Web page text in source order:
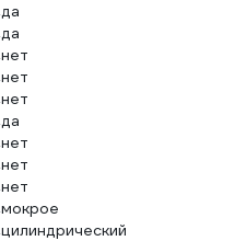
да
да
нет
нет
нет
да
нет
нет
нет
мокрое
цилиндрический